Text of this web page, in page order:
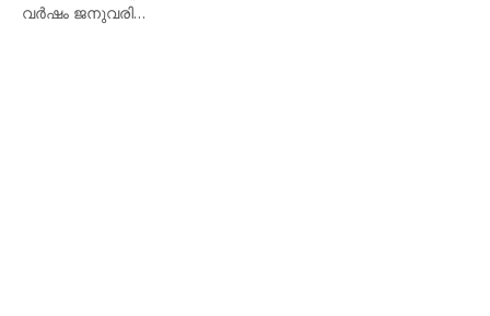
വർഷം ജനുവരി…